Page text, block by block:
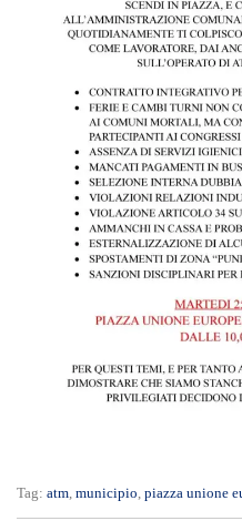
Tag: atm, municipio, piazza unione